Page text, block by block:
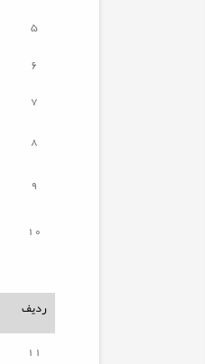
5
6
7
8
9
10
ردیف
11